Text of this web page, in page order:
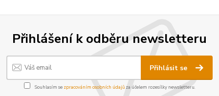
Přihlášení k odběru newsletteru
Přihlásit se
Souhlasím se zpracováním osobních údajůza účelem rozesílky newsletteru.